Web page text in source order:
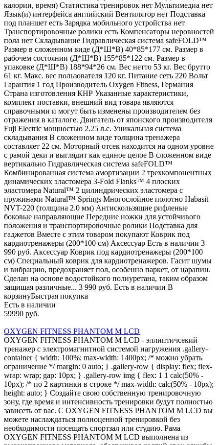
калории, время) Статистика тренировок нет Мультимедиа нет
Язык(и) интерфейса английский Вентилятор нет Подставка
под планшет есть Зарядка мобильного устройства нет
Транспортировочные ролики есть Компенсаторы неровностей
пола нет Складывание Гидравлическая система safeFOLD™
Размер в сложенном виде (Д*Ш*В) 40*85*177 см. Размер в
рабочем состоянии (Д*Ш*В) 155*85*122 см. Размер в
упаковке (Д*Ш*В) 188*94*26 см. Вес нетто 53 кг. Вес брутто
61 кг. Макс. вес пользователя 120 кг. Питание сеть 220 Вольт
Гарантия 1 год Производитель Oxygen Fitness, Германия
Страна изготовления КНР Указанные характеристики,
комплект поставки, внешний вид товара являются
справочными и могут быть изменены производителем без
отражения в каталоге. Двигатель от японского производителя
Fuji Electric мощностью 2.25 л.с. Уникальная система
складывания В сложенном виде толщина тренажера
составляет 22 см. Моторный отсек находится на одном уровне
с рамой деки и выглядит как единое целое В сложенном виде
вертикально Гидравлическая система safeFOLD™
Комбинированная система амортизации 2 трехкомпонентных
динамических эластомера 3-Fold Flanks™ 4 плоских
эластомера Natural™ 2 цилиндрических эластомера с
пружинами Natural™ Springs Многослойное полотно Habasit
NVT-220 (толщина 2.0 мм) Антискользящие рифленые
боковые направляющие Передние ножки для устойчивого
положения и транспортировочные ролики Подставка для
гаджетов Вместе с этим товаром покупают Коврик под
кардиотренажеры (200*100 см) Аксессуар Есть в наличии 3
990 руб. Аксессуар Коврик под кардиотренажеры (200*100
см) Специальный коврик для кардиотренажеров. Гасит шумы
и вибрацию, предохраняет пол, особенно паркет, от царапин.
Сделан на основе водостойкого полиуретана, таким образом
защищая различные... 3 990 руб. Есть в наличии В
корзинуБыстрая покупка
Есть в наличии
59990 руб.
OXYGEN FITNESS PHANTOM M LCD
OXYGEN FITNESS PHANTOM M LCD - эллиптичсекий
тренажер с электромагнитной системой нагружения .gallery-
container { width: 100%; max-width: 1400px; /* можно убрать
ограничение */ margin: 0 auto; } .gallery-row { display: flex; flex-
wrap: wrap; gap: 10px; } .gallery-row img { flex: 1 1 calc(50% -
10px); /* по 2 картинки в строке */ max-width: calc(50% - 10px);
height: auto; } Создайте свою собственную тренировочную
зону, где время и интенсивность тренировки будут полностью
зависеть от вас. С OXYGEN FITNESS PHANTOM M LCD вы
можете наслаждаться полноценной тренировкой без
необходимости посещать спортзал или студию. Рама
OXYGEN FITNESS PHANTOM M LCD выполнена из